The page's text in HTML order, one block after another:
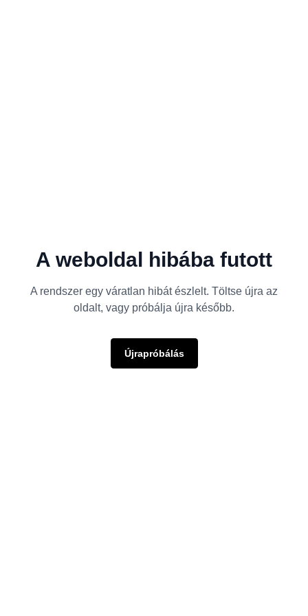
A weboldal hibába futott
A rendszer egy váratlan hibát észlelt. Töltse újra az
oldalt, vagy próbálja újra később.
Újrapróbálás